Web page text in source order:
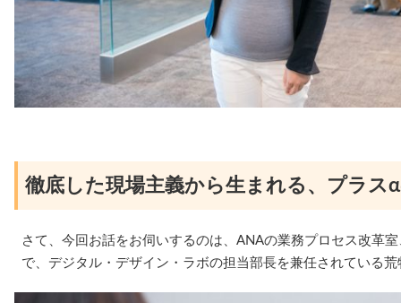
徹底した現場主義から生まれる、プラス
さて、今回お話をお伺いするのは、ANAの業務プロセス改革
で、デジタル・デザイン・ラボの担当部長を兼任されている